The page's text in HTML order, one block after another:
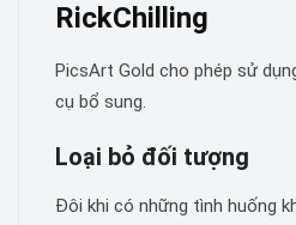
RickChilling
PicsArt Gold cho phép sử
cụ bổ sung.
Loại bỏ đối tượng
Đôi khi có những tình huống